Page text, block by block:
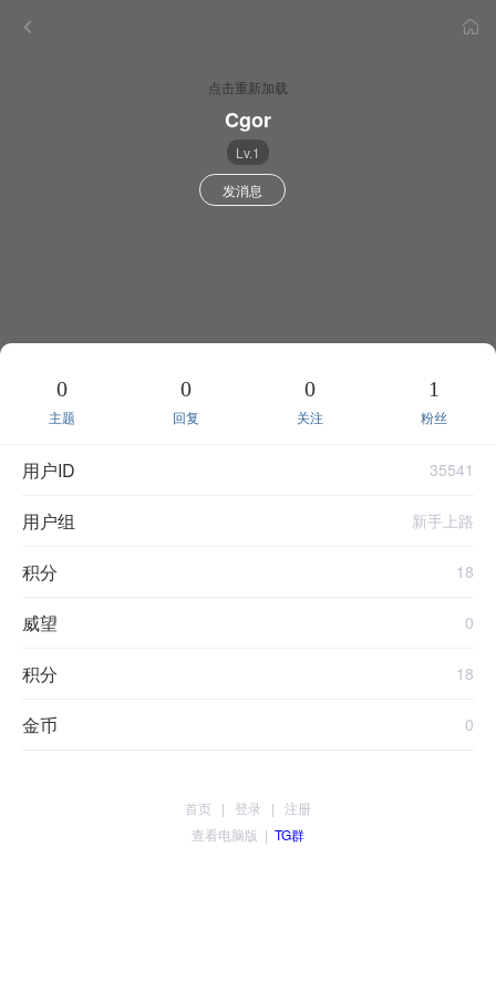
点击重新加载
Cgor
Lv.1
发消息
0
主题
0
回复
0
关注
1
粉丝
用户ID 35541
用户组 新手上路
积分 18
威望 0
积分 18
金币 0
首页 | 登录 | 注册
查看电脑版 | TG群